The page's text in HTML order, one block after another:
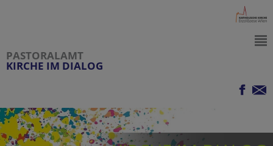
PASTORALAMT
KIRCHE IM DIALOG